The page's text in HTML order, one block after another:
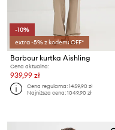
-10%
extra -5% z kodem: OFF*
Barbour kurtka Aishling
Cena aktualna:
939,99 zł
Cena regularna:1459,90 zł
Najniższa cena:1049,90 zł